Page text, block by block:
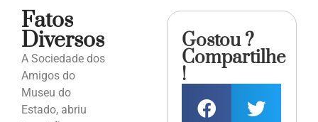
Fatos
Diversos
A Sociedade dos
Amigos do
Museu do
Estado, abriu
Gostou ?
Compartilhe
!